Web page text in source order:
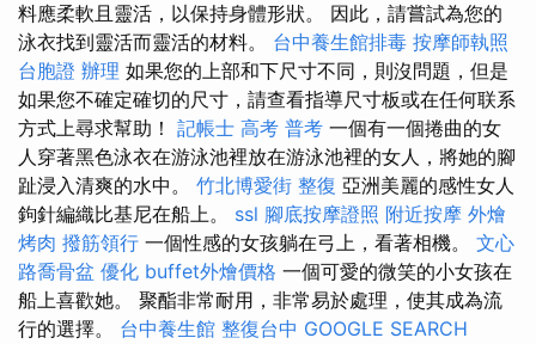
料應柔軟且靈活，以保持身體形狀。 因此，請嘗試為您的
泳衣找到靈活而靈活的材料。 台中養生館排毒 按摩師執照
台胞證 辦理 如果您的上部和下尺寸不同，則沒問題，但是
如果您不確定確切的尺寸，請查看指導尺寸板或在任何联系
方式上尋求幫助！ 記帳士 高考 普考 一個有一個捲曲的女
人穿著黑色泳衣在游泳池裡放在游泳池裡的女人，將她的腳
趾浸入清爽的水中。 竹北博愛街 整復 亞洲美麗的感性女人
鉤針編織比基尼在船上。 ssl 腳底按摩證照 附近按摩 外燴
烤肉 撥筋領行 一個性感的女孩躺在弓上，看著相機。 文心
路喬骨盆 優化 buffet外燴價格 一個可愛的微笑的小女孩在
船上喜歡她。 聚酯非常耐用，非常易於處理，使其成為流
行的選擇。 台中養生館 整復台中 GOOGLE SEARCH